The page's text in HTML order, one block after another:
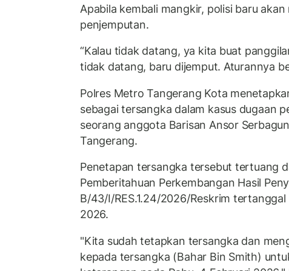
Apabila kembali mangkir, polisi baru akan
penjemputan.
“Kalau tidak datang, ya kita buat
tidak datang, baru dijemput. Aturannya
Polres Metro Tangerang Kota
sebagai tersangka dalam kasus dugaan
seorang anggota Barisan Ansor
Tangerang.
Penetapan tersangka tersebut tertuang
Pemberitahuan Perkembangan Hasil
B/43/I/RES.1.24/2026/Reskrim
2026.
"Kita sudah tetapkan tersangka dan
kepada tersangka (Bahar Bin Smith)